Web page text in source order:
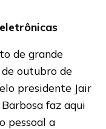
de grande
outubro de
presidente Jair
faz aqui
pessoal a